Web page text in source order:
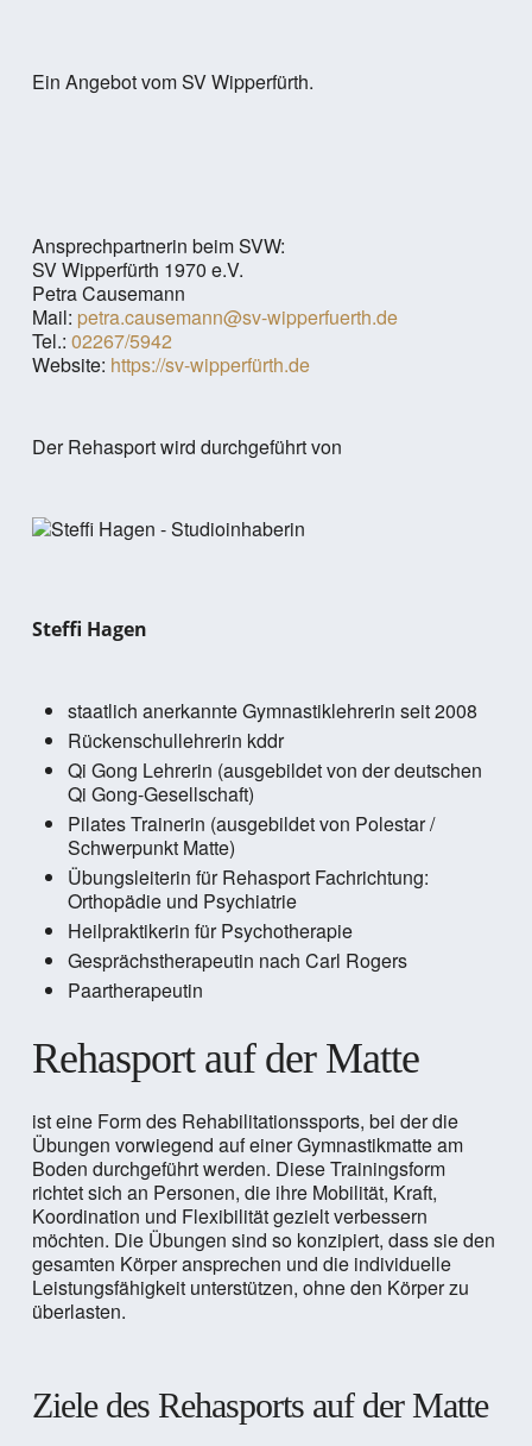
Ein Angebot vom SV Wipperfürth.
Ansprechpartnerin beim SVW:
SV Wipperfürth 1970 e.V.
Petra Causemann
Mail: petra.causemann@sv-wipperfuerth.de
Tel.: 02267/5942
Website: https://sv-wipperfürth.de
Der Rehasport wird durchgeführt von
Steffi Hagen
staatlich anerkannte Gymnastiklehrerin seit 2008
Rückenschullehrerin kddr
Qi Gong Lehrerin (ausgebildet von der deutschen
Qi Gong-Gesellschaft)
Pilates Trainerin (ausgebildet von Polestar /
Schwerpunkt Matte)
Übungsleiterin für Rehasport Fachrichtung:
Orthopädie und Psychiatrie
Heilpraktikerin für Psychotherapie
Gesprächstherapeutin nach Carl Rogers
Paartherapeutin
Rehasport auf der Matte
ist eine Form des Rehabilitationssports, bei der die
Übungen vorwiegend auf einer Gymnastikmatte am
Boden durchgeführt werden. Diese Trainingsform
richtet sich an Personen, die ihre Mobilität, Kraft,
Koordination und Flexibilität gezielt verbessern
möchten. Die Übungen sind so konzipiert, dass sie den
gesamten Körper ansprechen und die individuelle
Leistungsfähigkeit unterstützen, ohne den Körper zu
überlasten.
Ziele des Rehasports auf der Matte